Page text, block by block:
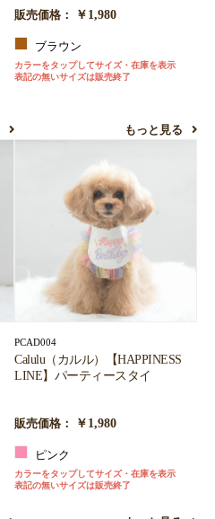
販売価格： ￥1,980
ブラウン
カラーをタップしてサイズ・在庫を表示
表記の無いサイズは販売終了
もっと見る
PCAD004
Calulu（カルル）【HAPPINESS
LINE】パーティースタイ
販売価格： ￥1,980
ピンク
カラーをタップしてサイズ・在庫を表示
表記の無いサイズは販売終了